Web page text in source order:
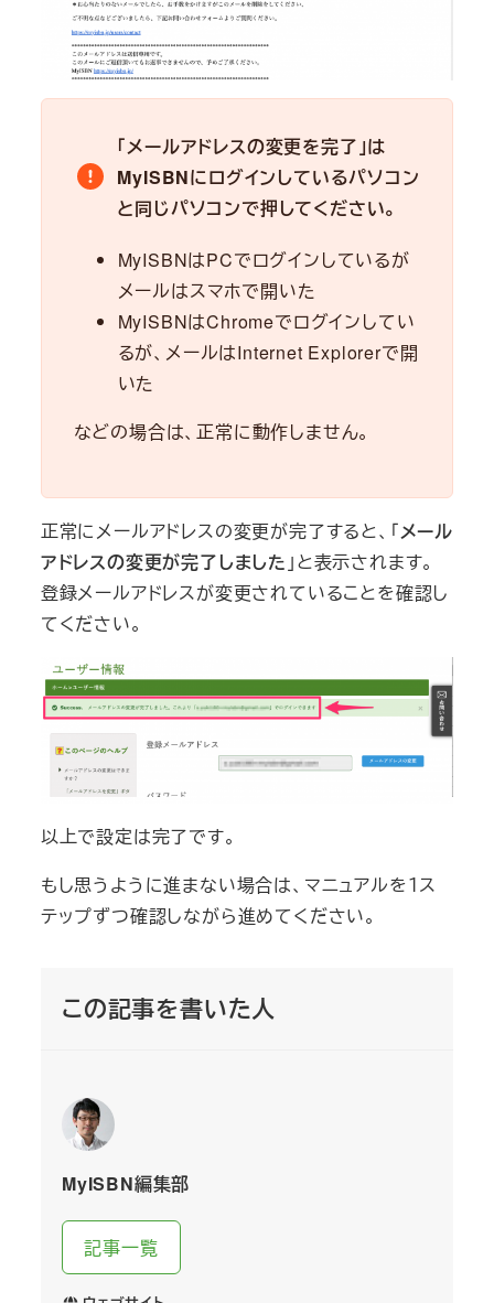
「メールアドレスの変更を完了」は
MyISBNにログインしているパソコン
と同じパソコンで押してください。
MyISBNはPCでログインしているが
メールはスマホで開いた
MyISBNはChromeでログインしてい
るが、メールはInternet Explorerで開
いた
などの場合は、正常に動作しません。
正常にメールアドレスの変更が完了すると、「メール
アドレスの変更が完了しました 」と表示されます。
登録メールアドレスが変更されていることを確認し
てください。
以上で設定は完了です。
もし思うように進まない場合は、マニュアルを１ス
テップずつ確認しながら進めてください。
この記事を書いた人
MyISBN編集部
記事一覧